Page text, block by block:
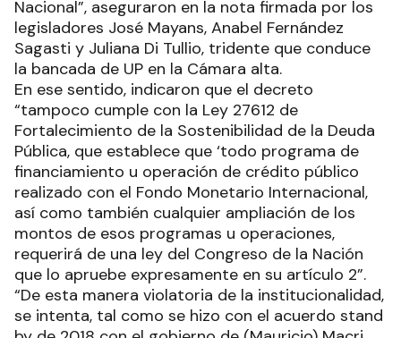
Nacional”, aseguraron en la nota firmada por los
legisladores José Mayans, Anabel Fernández
Sagasti y Juliana Di Tullio, tridente que conduce
la bancada de UP en la Cámara alta.
En ese sentido, indicaron que el decreto
“tampoco cumple con la Ley 27612 de
Fortalecimiento de la Sostenibilidad de la Deuda
Pública, que establece que ‘todo programa de
financiamiento u operación de crédito público
realizado con el Fondo Monetario Internacional,
así como también cualquier ampliación de los
montos de esos programas u operaciones,
requerirá de una ley del Congreso de la Nación
que lo apruebe expresamente en su artículo 2”.
“De esta manera violatoria de la institucionalidad,
se intenta, tal como se hizo con el acuerdo stand